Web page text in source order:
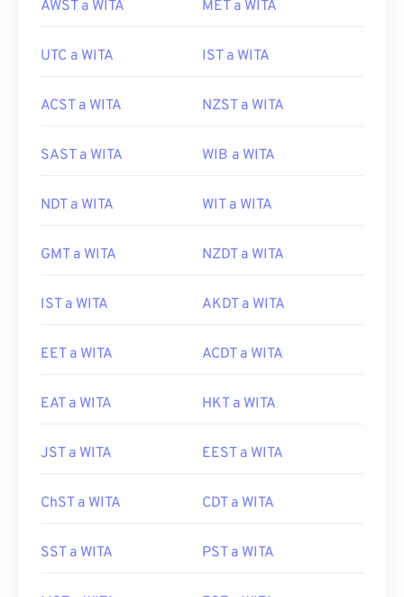
AWST a WITA MET a WITA
UTC a WITA IST a WITA
ACST a WITA NZST a WITA
SAST a WITA WIB a WITA
NDT a WITA WIT a WITA
GMT a WITA NZDT a WITA
IST a WITA AKDT a WITA
EET a WITA ACDT a WITA
EAT a WITA HKT a WITA
JST a WITA EEST a WITA
ChST a WITA CDT a WITA
SST a WITA PST a WITA